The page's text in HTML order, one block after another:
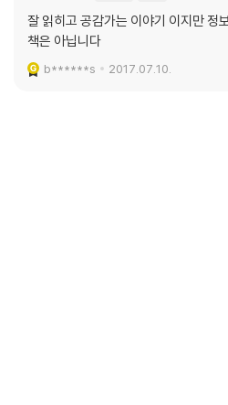
잘 읽히고 공감가는 이야기 이지만 정
책은 아닙니다
b******s 2017.07.10.